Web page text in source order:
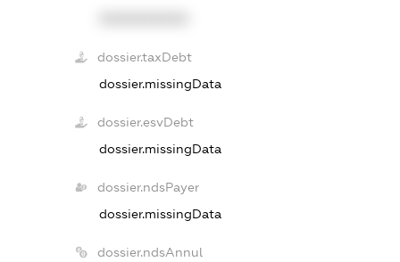
dossier.taxDebt
dossier.missingData
dossier.esvDebt
dossier.missingData
dossier.ndsPayer
dossier.missingData
dossier.ndsAnnul